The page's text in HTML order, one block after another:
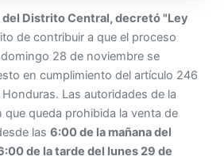
del Distrito Central, decretó "Ley
de contribuir a que el proceso
28 de noviembre se
en cumplimiento del artículo 246
Las autoridades de la
que queda prohibida la venta de
las6:00 de la mañana del
de la tarde del lunes 29 de